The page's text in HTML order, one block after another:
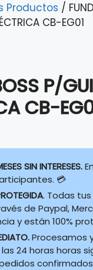
Productos /
CB-EG01
P/
CB-
SIN INTERESES.
💳
. Todas
de Paypal,
y están 100%
Procesamos
24 horas horas